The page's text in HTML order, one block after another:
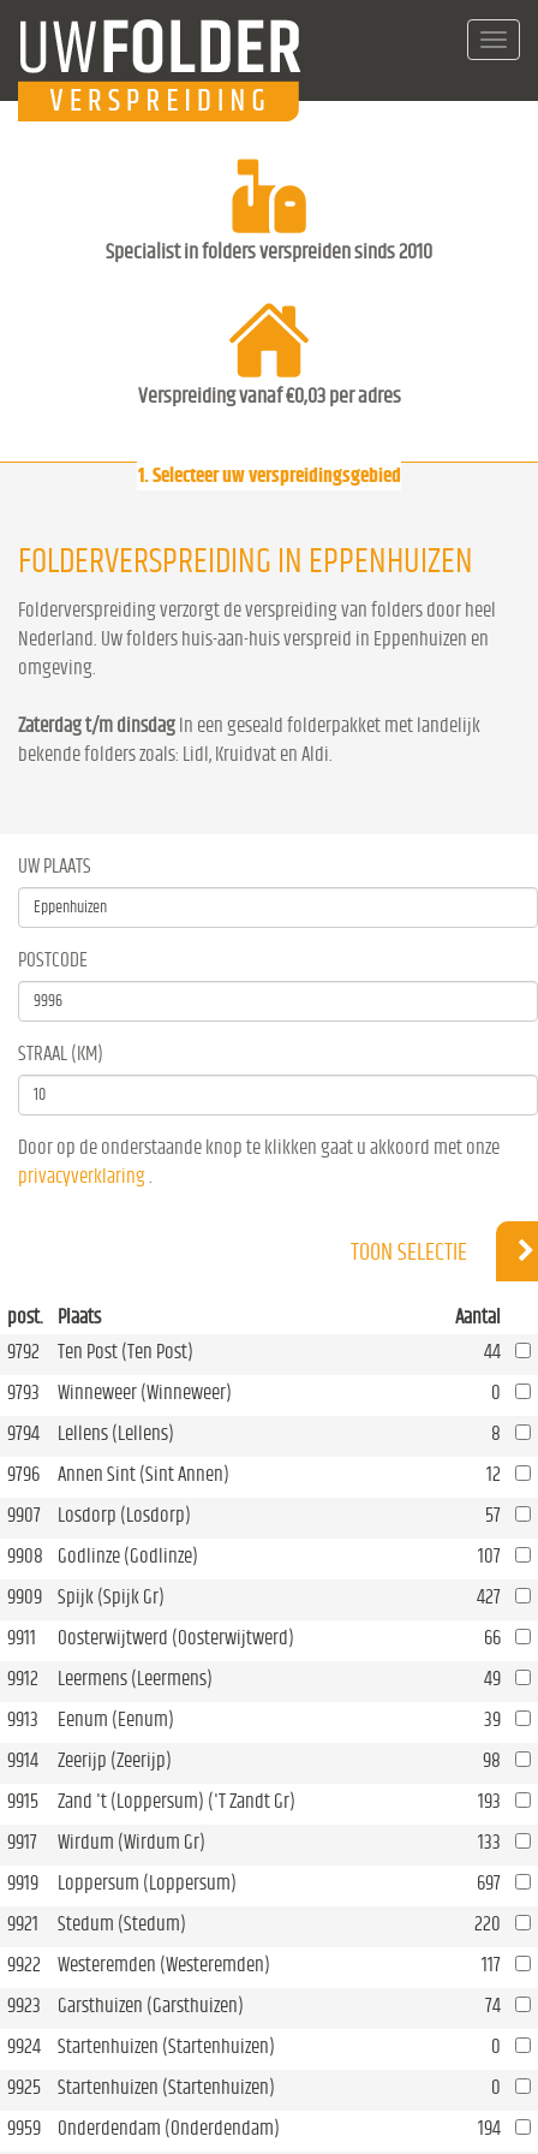
Specialist in folders verspreiden sinds 2010
Verspreiding vanaf €0,03 per adres
1. Selecteer uw verspreidingsgebied
FOLDERVERSPREIDING IN EPPENHUIZEN
Folderverspreiding verzorgt de verspreiding van folders door heel
Nederland. Uw folders huis-aan-huis verspreid in Eppenhuizen en
omgeving.
Zaterdag t/m dinsdag In een geseald folderpakket met landelijk
bekende folders zoals: Lidl, Kruidvat en Aldi.
UW PLAATS
POSTCODE
STRAAL (KM)
Door op de onderstaande knop te klikken gaat u akkoord met onze
privacyverklaring
TOON SELECTIE
post. Plaats
Aantal
9792
Ten Post (Ten Post)
44
9793
Winneweer (Winneweer)
0
9794
Lellens (Lellens)
8
9796
Annen Sint (Sint Annen)
12
9907
Losdorp (Losdorp)
57
9908
Godlinze (Godlinze)
107
9909
Spijk (Spijk Gr)
427
9911
Oosterwijtwerd (Oosterwijtwerd)
66
9912
Leermens (Leermens)
49
9913
Eenum (Eenum)
39
9914
Zeerijp (Zeerijp)
98
9915
Zand 't (Loppersum) ('T Zandt Gr)
193
9917
Wirdum (Wirdum Gr)
133
9919
Loppersum (Loppersum)
697
9921
Stedum (Stedum)
220
9922
Westeremden (Westeremden)
117
9923
Garsthuizen (Garsthuizen)
74
9924
Startenhuizen (Startenhuizen)
0
9925
Startenhuizen (Startenhuizen)
0
9959
Onderdendam (Onderdendam) 194